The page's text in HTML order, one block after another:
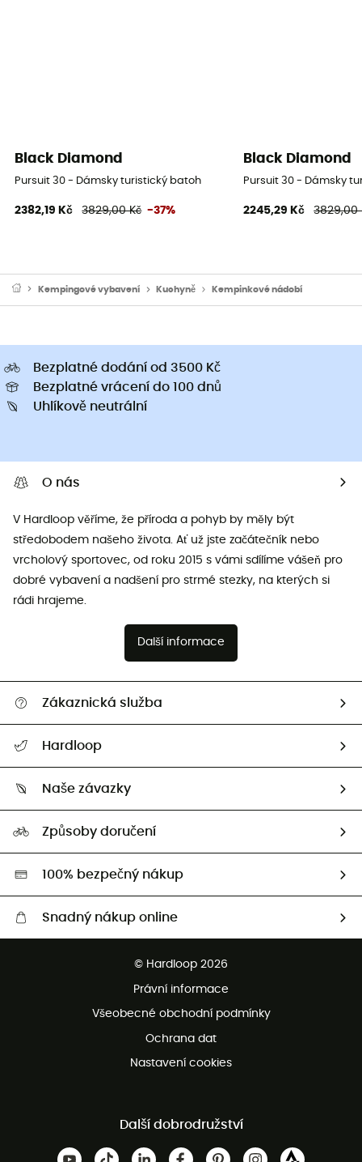
Black Diamond
Pursuit 30 - Dámsky turistický batoh
2382,19 Kč 3829,00 Kč -37%
Black Diamond
Pursuit 30 - Dámsky
2245,29 Kč 3829,00
Kempingové vybavení Kuchyně Kempinkové nádobí
Bezplatné dodání od 3500 Kč
Bezplatné vrácení do 100 dnů
Uhlíkově neutrální
O nás
V Hardloop věříme, že příroda a pohyb by měly být
středobodem našeho života. Ať už jste začátečník nebo
vrcholový sportovec, od roku 2015 s vámi sdílíme vášeň pro
dobré vybavení a nadšení pro strmé stezky, na kterých si
rádi hrajeme.
Další informace
Zákaznická služba
Vrácení zboží a peněz
Hardloop
Naši Ambasadoři
Naše závazky
Second hand
HardGreen
Způsoby doručení
100% bezpečný nákup
Snadný nákup online
Bezplatné vrácení do 100 dnů
Bezplatná zákaznická služba
© Hardloop 2026
Právní informace
Všeobecné obchodní podmínky
Ochrana dat
Nastavení cookies
Další dobrodružství